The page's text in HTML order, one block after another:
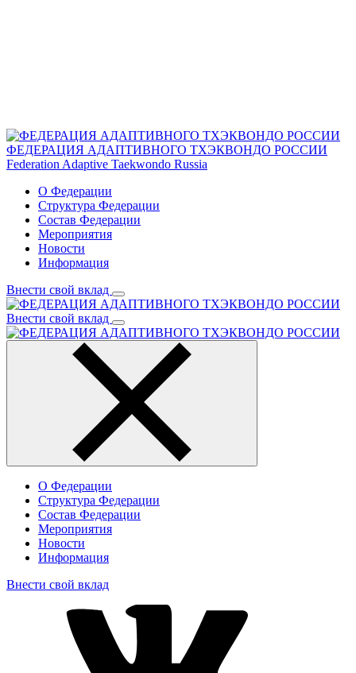
ФЕДЕРАЦИЯ АДАПТИВНОГО ТХЭКВОНДО РОССИИ
Federation Adaptive Taekwondo Russia
О Федерации
Структура Федерации
Состав Федерации
Мероприятия
Новости
Информация
Внести свой вклад
Внести свой вклад
О Федерации
Структура Федерации
Состав Федерации
Мероприятия
Новости
Информация
Внести свой вклад